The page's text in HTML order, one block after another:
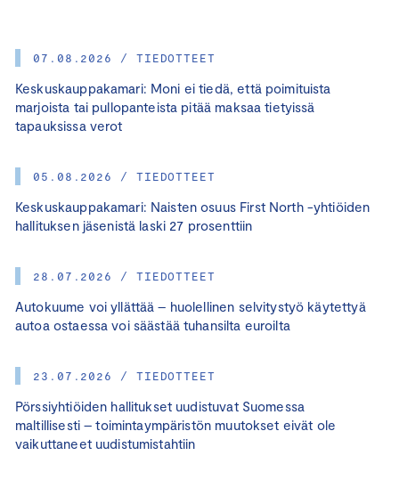
07.08.2026 / TIEDOTTEET
Keskuskauppakamari: Moni ei tiedä, että poimituista
marjoista tai pullopanteista pitää maksaa tietyissä
tapauksissa verot
05.08.2026 / TIEDOTTEET
Keskuskauppakamari: Naisten osuus First North -yhtiöiden
hallituksen jäsenistä laski 27 prosenttiin
28.07.2026 / TIEDOTTEET
Autokuume voi yllättää – huolellinen selvitystyö käytettyä
autoa ostaessa voi säästää tuhansilta euroilta
23.07.2026 / TIEDOTTEET
Pörssiyhtiöiden hallitukset uudistuvat Suomessa
maltillisesti – toimintaympäristön muutokset eivät ole
vaikuttaneet uudistumistahtiin